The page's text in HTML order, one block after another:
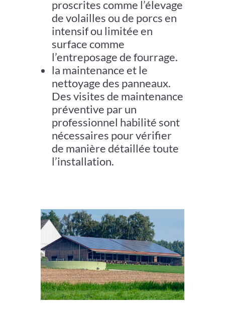
proscrites comme l’élevage
de volailles ou de porcs en
intensif ou limitée en
surface comme
l’entreposage de fourrage.
la maintenance et le
nettoyage des panneaux.
Des visites de maintenance
préventive par un
professionnel habilité sont
nécessaires pour vérifier
de manière détaillée toute
l’installation.